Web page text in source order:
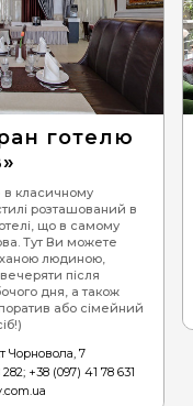
готелю
в класичному
розташований в
що в самому
Тут Ви можете
людиною,
після
дня, а також
або сімейний
Чорновола, 7
+38 (097) 41 78 631